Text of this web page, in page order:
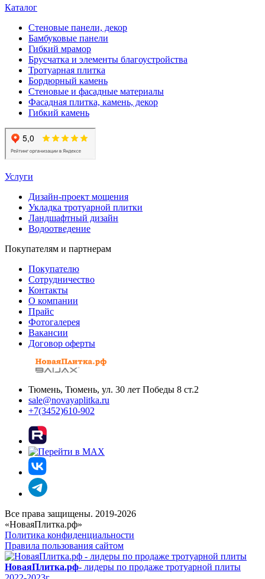
Каталог
Стеновые панели, декор
Бамбуковые панели
Гибкий мрамор
Брусчатка и элементы благоустройства
Тротуарная плитка
Бордюрный камень
Стеновые и фасадные материалы
Фасадная плитка, камень, декор
Гибкий камень
Услуги
Дизайн-проект мощения
Укладка тротуарной плитки
Ландшафтный дизайн
Водоотведение
Покупателям и партнерам
Покупателю
Сотрудничество
Контакты
О компании
Прайс
Фотогалерея
Вакансии
Договор оферты
Тюмень, Тюмень, ул. 30 лет Победы 8 ст.2
sale@novayaplitka.ru
+7(3452)610-902
Все права защищены. 2019-2026
«НоваяПлитка.рф»
Политика конфиденциальности
Правила пользования сайтом
НоваяПлитка.рф- лидеры по продаже тротуарной плиты